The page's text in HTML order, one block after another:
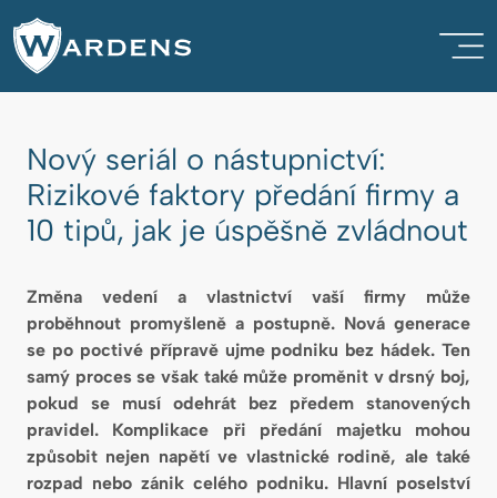
Nový seriál o nástupnictví:
Rizikové faktory předání firmy a
10 tipů, jak je úspěšně zvládnout
Změna vedení a vlastnictví vaší firmy může
proběhnout promyšleně a postupně. Nová generace
se po poctivé přípravě ujme podniku bez hádek. Ten
samý proces se však také může proměnit v drsný boj,
pokud se musí odehrát bez předem stanovených
pravidel. Komplikace při předání majetku mohou
způsobit nejen napětí ve vlastnické rodině, ale také
rozpad nebo zánik celého podniku. Hlavní poselství